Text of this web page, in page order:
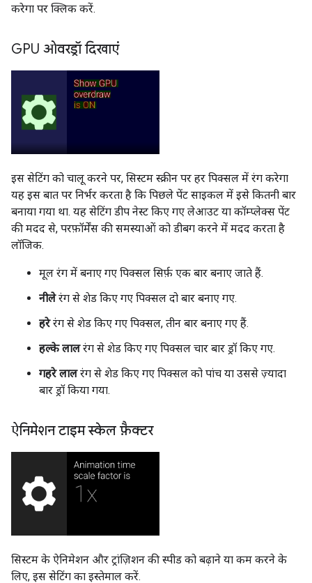
करेगा पर क्लिक करें.
GPU ओवरड्रॉ दिखाएं
इस सेटिंग को चालू करने पर, सिस्टम स्क्रीन पर हर पिक्सल में रंग करेगा
यह इस बात पर निर्भर करता है कि पिछले पेंट साइकल में इसे कितनी बार
बनाया गया था. यह सेटिंग डीप नेस्ट किए गए लेआउट या कॉम्प्लेक्स पेंट
की मदद से, परफ़ॉर्मेंस की समस्याओं को डीबग करने में मदद करता है
लॉजिक.
मूल रंग में बनाए गए पिक्सल सिर्फ़ एक बार बनाए जाते हैं.
नीलेरंग से शेड किए गए पिक्सल दो बार बनाए गए.
हरेरंग से शेड किए गए पिक्सल, तीन बार बनाए गए हैं.
हल्के लालरंग से शेड किए गए पिक्सल चार बार ड्रॉ किए गए.
गहरे लालरंग से शेड किए गए पिक्सल को पांच या उससे ज़्यादा
बार ड्रॉ किया गया.
ऐनिमेशन टाइम स्केल फ़ैक्टर
सिस्टम के ऐनिमेशन और ट्रांज़िशन की स्पीड को बढ़ाने या कम करने के
लिए, इस सेटिंग का इस्तेमाल करें.